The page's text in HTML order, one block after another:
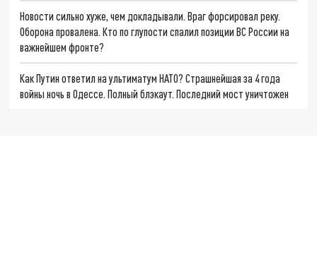
Новости сильно хуже, чем докладывали. Враг форсировал реку.
Оборона провалена. Кто по глупости спалил позиции ВС России на
важнейшем фронте?
Как Путин ответил на ультиматум НАТО? Страшнейшая за 4 года
войны ночь в Одессе. Полный блэкаут. Последний мост уничтожен